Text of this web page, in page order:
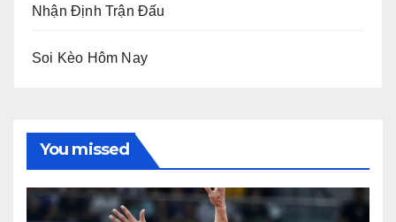
Nhận Định Trận Đấu
Soi Kèo Hôm Nay
You missed